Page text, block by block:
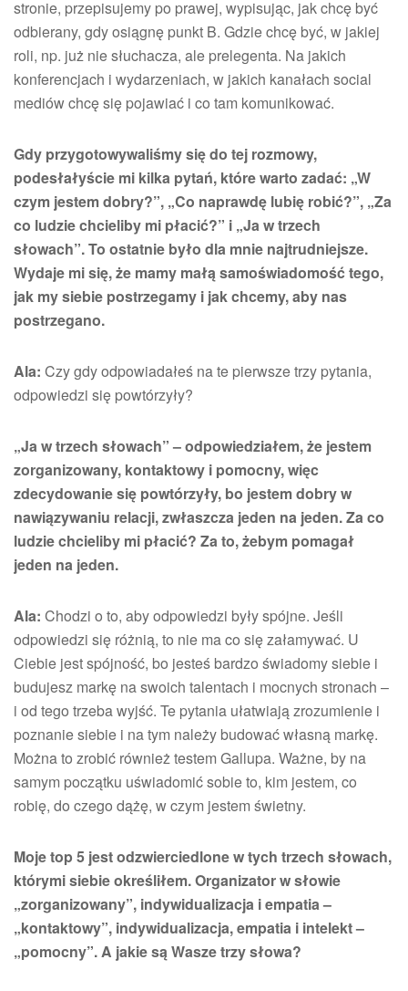
stronie, przepisujemy po prawej, wypisując, jak chcę być
odbierany, gdy osiągnę punkt B. Gdzie chcę być, w jakiej
roli, np. już nie słuchacza, ale prelegenta. Na jakich
konferencjach i wydarzeniach, w jakich kanałach social
mediów chcę się pojawiać i co tam komunikować.
Gdy przygotowywaliśmy się do tej rozmowy,
podesłałyście mi kilka pytań, które warto zadać: „W
czym jestem dobry?”, „Co naprawdę lubię robić?”, „Za
co ludzie chcieliby mi płacić?” i „Ja w trzech
słowach”. To ostatnie było dla mnie najtrudniejsze.
Wydaje mi się, że mamy małą samoświadomość tego,
jak my siebie postrzegamy i jak chcemy, aby nas
postrzegano.
Ala: Czy gdy odpowiadałeś na te pierwsze trzy pytania,
odpowiedzi się powtórzyły?
„Ja w trzech słowach” – odpowiedziałem, że jestem
zorganizowany, kontaktowy i pomocny, więc
zdecydowanie się powtórzyły, bo jestem dobry w
nawiązywaniu relacji, zwłaszcza jeden na jeden. Za co
ludzie chcieliby mi płacić? Za to, żebym pomagał
jeden na jeden.
Ala: Chodzi o to, aby odpowiedzi były spójne. Jeśli
odpowiedzi się różnią, to nie ma co się załamywać. U
Ciebie jest spójność, bo jesteś bardzo świadomy siebie i
budujesz markę na swoich talentach i mocnych stronach –
i od tego trzeba wyjść. Te pytania ułatwiają zrozumienie i
poznanie siebie i na tym należy budować własną markę.
Można to zrobić również testem Gallupa. Ważne, by na
samym początku uświadomić sobie to, kim jestem, co
robię, do czego dążę, w czym jestem świetny.
Moje top 5 jest odzwierciedlone w tych trzech słowach,
którymi siebie określiłem. Organizator w słowie
„zorganizowany”, indywidualizacja i empatia –
„kontaktowy”, indywidualizacja, empatia i intelekt –
„pomocny”. A jakie są Wasze trzy słowa?